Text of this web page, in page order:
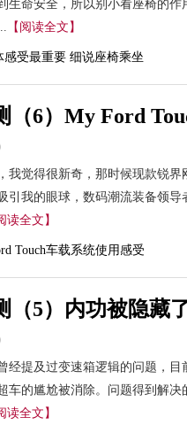
生命安全，所以别小看座椅的
【阅读全文】
（6）My Ford
我觉得很新奇，那时候现款锐
引我的眼球，数码潮流装备领
读全文】
（5）内功被隐藏
经提及过变速箱逻辑的问题，
车的尴尬被消除。问题得到解
读全文】